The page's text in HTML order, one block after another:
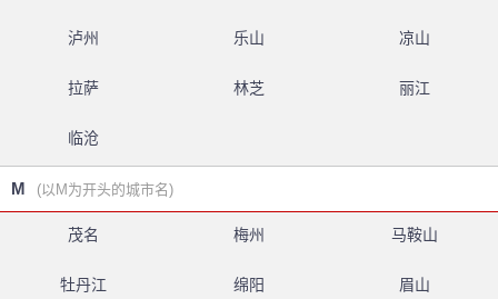
泸州 乐山 凉山
拉萨 林芝 丽江
临沧
M (以M为开头的城市名)
茂名 梅州 马鞍山
牡丹江 绵阳 眉山